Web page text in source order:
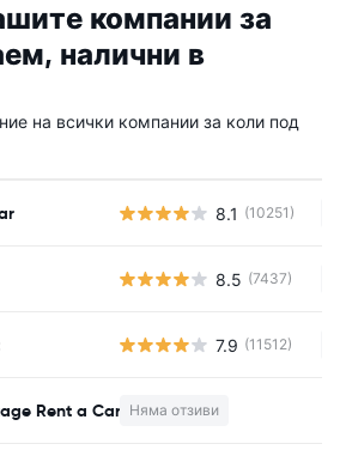
компании за
налични в
на всички компании за коли под
8.1 (10251)
8.5 (7437)
7.9 (11512)
Rent a Car Няма отзиви